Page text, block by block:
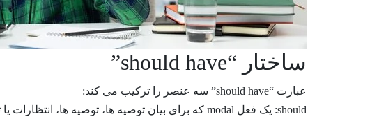
ساختار “should have”
عبارت “should have” سه عنصر را ترکیب می کند:
should: یک فعل modal که برای بیان توصیه ها، توصیه ها، انتظارات یا تعهدات استفاده می شود.